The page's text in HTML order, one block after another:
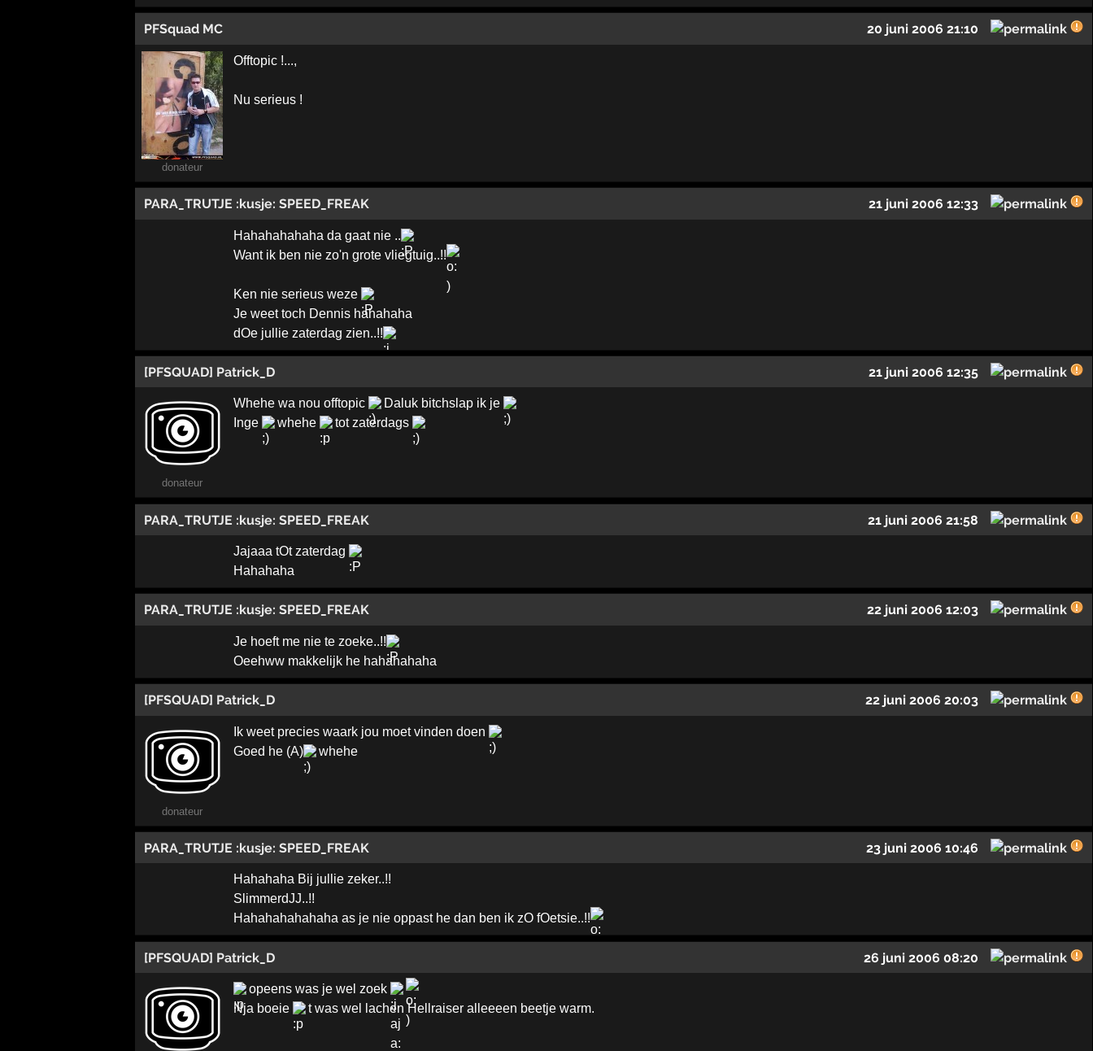
PFSquad MC 20 juni 2006 21:10
donateur
Offtopic !...,
Nu serieus !
PARA_TRUTJE :kusje: SPEED_FREAK 21 juni 2006 12:33
Hahahahahaha da gaat nie ..
Want ik ben nie zo'n grote vliegtuig..!!
Ken nie serieus weze
Je weet toch Dennis hahahaha
dOe jullie zaterdag zien..!!
[PFSQUAD] Patrick_D 21 juni 2006 12:35
donateur
Whehe wa nou offtopic
Daluk bitchslap ik je
Inge
whehe tot zaterdags
PARA_TRUTJE :kusje: SPEED_FREAK 21 juni 2006 21:58
Jajaaa tOt zaterdag
Hahahaha
PARA_TRUTJE :kusje: SPEED_FREAK 22 juni 2006 12:03
Je hoeft me nie te zoeke..!!
Oeehww makkelijk he hahahahaha
[PFSQUAD] Patrick_D 22 juni 2006 20:03
donateur
Ik weet precies waark jou moet vinden doen
Goed he (A)
whehe
PARA_TRUTJE :kusje: SPEED_FREAK 23 juni 2006 10:46
Hahahaha Bij jullie zeker..!!
SlimmerdJJ..!!
Hahahahahahaha as je nie oppast he dan ben ik zO fOetsie..!!
[PFSQUAD] Patrick_D 26 juni 2006 08:20
opeens was je wel zoek
Nja boeie
t was wel lachen Hellraiser alleeeen beetje warm.